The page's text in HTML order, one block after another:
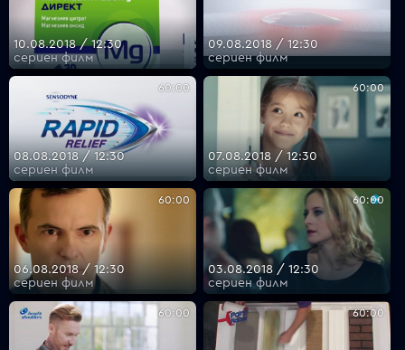
10.08.2018 / 12:30
сериен филм
09.08.2018 / 12:30
сериен филм
60:00
08.08.2018 / 12:30
сериен филм
60:00
07.08.2018 / 12:30
сериен филм
60:00
06.08.2018 / 12:30
сериен филм
60:00
03.08.2018 / 12:30
сериен филм
60:00 60:00